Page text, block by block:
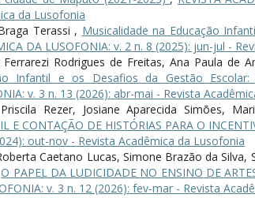
da Lusofonia
Terassi , Musicalidade na Educação
DA LUSOFONIA: v. 2 n. 8 (2025): jun-jul -
Ferrarezi Rodrigues de Freitas, Ana Paula de
Infantil e os Desafios da Gestão
v. 3 n. 13 (2026): abr-mai - Revista
Rezer, Josiane Aparecida Simões,
E CONTAÇÃO DE HISTÓRIAS PARA O
out-nov - Revista Acadêmica da Lusofonia
Caetano Lucas, Simone Brazão da
O PAPEL DA LUDICIDADE NO ENSINO DE
v. 3 n. 12 (2026): fev-mar - Revista